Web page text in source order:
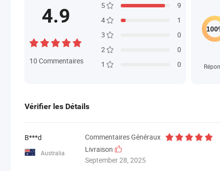
4.9
10 Commentaires
5
9
4
1
3
0
2
0
1
0
Vérifier les Détails
B***d
Australia
Commentaires Généraux
Livraison
September 28, 2025